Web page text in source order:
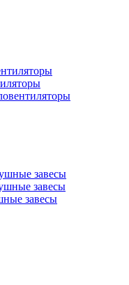
завесы
завесы
завесы